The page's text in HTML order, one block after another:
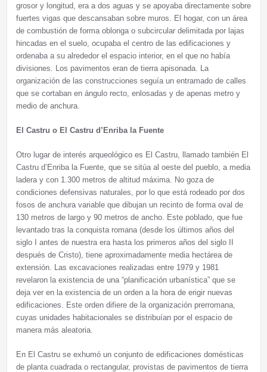
grosor y longitud, era a dos aguas y se apoyaba directamente sobre
fuertes vigas que descansaban sobre muros. El hogar, con un área
de combustión de forma oblonga o subcircular delimitada por lajas
hincadas en el suelo, ocupaba el centro de las edificaciones y
ordenaba a su alrededor el espacio interior, en el que no había
divisiones. Los pavimentos eran de tierra apisonada. La
organización de las construcciones seguía un entramado de calles
que se cortaban en ángulo recto, enlosadas y de apenas metro y
medio de anchura.
El Castru o El Castru d’Enriba la Fuente
Otro lugar de interés arqueológico es El Castru, llamado también El
Castru d’Enriba la Fuente, que se sitúa al oeste del pueblo, a media
ladera y con 1.300 metros de altitud máxima. No goza de
condiciones defensivas naturales, por lo que está rodeado por dos
fosos de anchura variable que dibujan un recinto de forma oval de
130 metros de largo y 90 metros de ancho. Este poblado, que fue
levantado tras la conquista romana (desde los últimos años del
siglo I antes de nuestra era hasta los primeros años del siglo II
después de Cristo), tiene aproximadamente media hectárea de
extensión. Las excavaciones realizadas entre 1979 y 1981
revelaron la existencia de una “planificación urbanística” que se
deja ver en la existencia de un orden a la hora de erigir nuevas
edificaciones. Este orden difiere de la organización prerromana,
cuyas unidades habitacionales se distribuían por el espacio de
manera más aleatoria.
En El Castru se exhumó un conjunto de edificaciones domésticas
de planta cuadrada o rectangular, provistas de pavimentos de tierra